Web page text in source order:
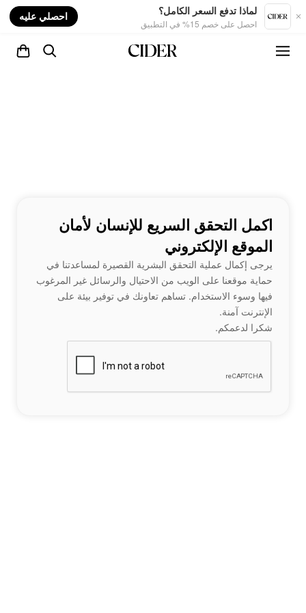
لماذا تدفع السعر الكامل؟
احصل على خصم 15% في التطبيق
احصلي عليه
اكمل التحقق السريع للإنسان لأمان
الموقع الإلكتروني
يرجى إكمال عملية التحقق البشرية القصيرة لمساعدتنا في
حماية موقعنا على الويب من الاحتيال والرسائل غير المرغوب
فيها وسوء الاستخدام. تساهم تعاونك في توفير بيئة على
الإنترنت آمنة.
شكرا لدعمكم.